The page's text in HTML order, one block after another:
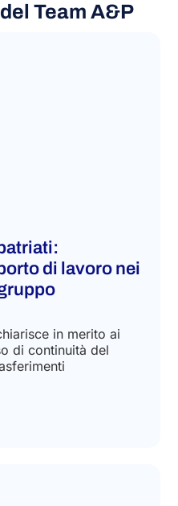
Team A&P
di lavoro nei
in merito ai
di continuità del